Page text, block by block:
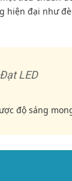
đại như
LED
độ sáng